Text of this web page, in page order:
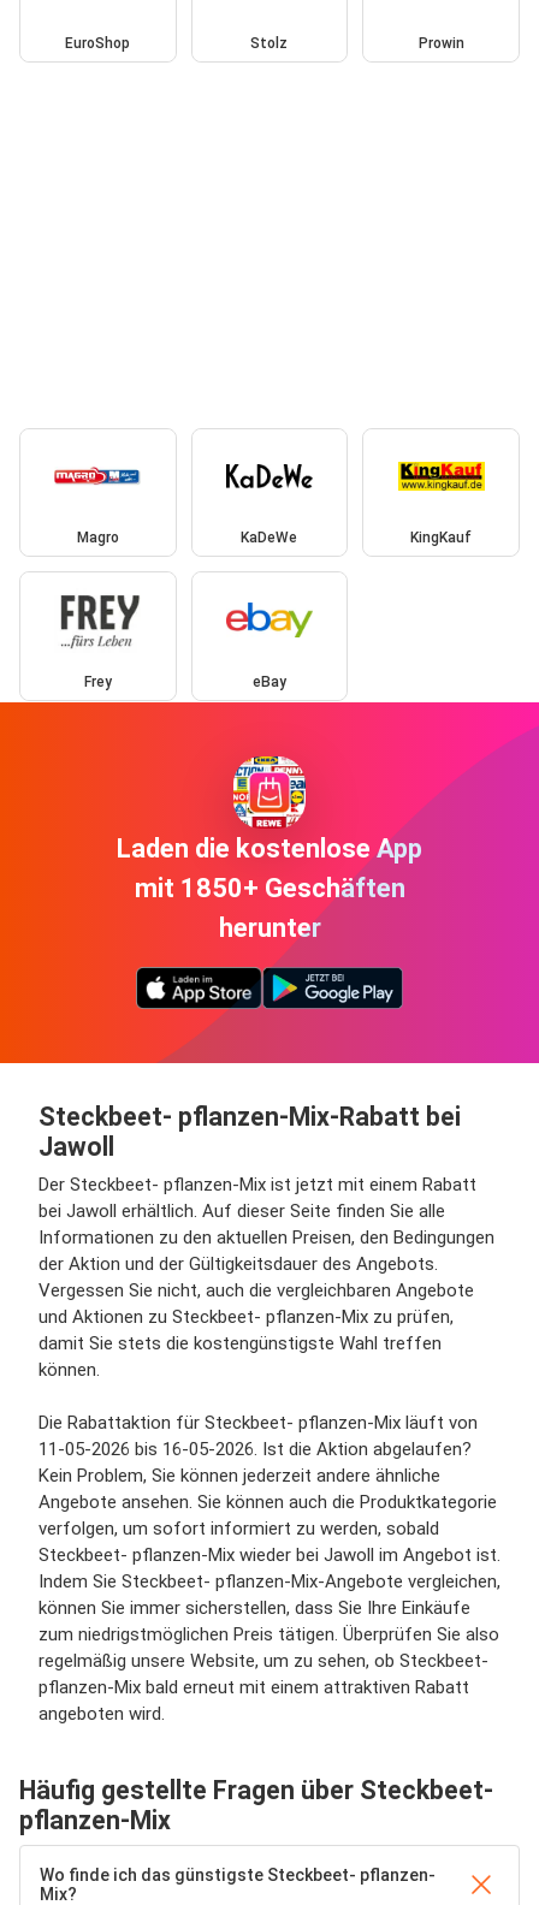
EuroShop Stolz Prowin
Magro KaDeWe KingKauf
Frey eBay
Laden die kostenlose App
mit 1850+ Geschäften
herunter
Steckbeet- pflanzen-Mix-Rabatt bei
Jawoll
Der Steckbeet- pflanzen-Mix ist jetzt mit einem Rabatt
bei Jawoll erhältlich. Auf dieser Seite finden Sie alle
Informationen zu den aktuellen Preisen, den Bedingungen
der Aktion und der Gültigkeitsdauer des Angebots.
Vergessen Sie nicht, auch die vergleichbaren Angebote
und Aktionen zu Steckbeet- pflanzen-Mix zu prüfen,
damit Sie stets die kostengünstigste Wahl treffen
können.
Die Rabattaktion für Steckbeet- pflanzen-Mix läuft von
11-05-2026 bis 16-05-2026. Ist die Aktion abgelaufen?
Kein Problem, Sie können jederzeit andere ähnliche
Angebote ansehen. Sie können auch die Produktkategorie
verfolgen, um sofort informiert zu werden, sobald
Steckbeet- pflanzen-Mix wieder bei Jawoll im Angebot ist.
Indem Sie Steckbeet- pflanzen-Mix-Angebote vergleichen,
können Sie immer sicherstellen, dass Sie Ihre Einkäufe
zum niedrigstmöglichen Preis tätigen. Überprüfen Sie also
regelmäßig unsere Website, um zu sehen, ob Steckbeet-
pflanzen-Mix bald erneut mit einem attraktiven Rabatt
angeboten wird.
Häufig gestellte Fragen über Steckbeet-
pflanzen-Mix
Wo finde ich das günstigste Steckbeet- pflanzen-
Mix?